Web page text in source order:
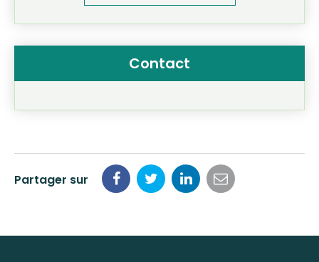
Contact
Partager sur
PartagerPartager
PartagerPartager